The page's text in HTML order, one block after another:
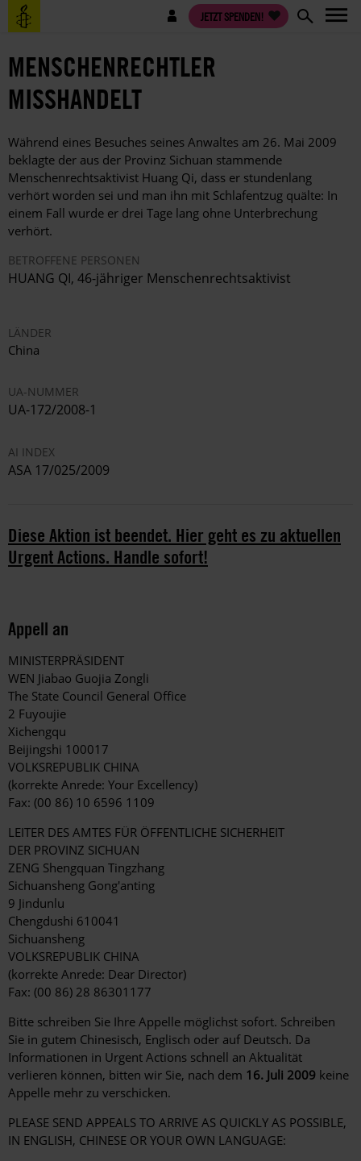
Direkt
zum
Benutzermenü JETZT SPENDEN!
MENSCHENRECHTLER
MISSHANDELT
Während eines Besuches seines Anwaltes am 26. Mai 2009
beklagte der aus der Provinz Sichuan stammende
Menschenrechtsaktivist Huang Qi, dass er stundenlang
verhört worden sei und man ihn mit Schlafentzug quälte: In
einem Fall wurde er drei Tage lang ohne Unterbrechung
verhört.
BETROFFENE PERSONEN
HUANG QI, 46-jähriger Menschenrechtsaktivist
LÄNDER
China
UA-NUMMER
UA-172/2008-1
AI INDEX
ASA 17/025/2009
Diese Aktion ist beendet. Hier geht es zu aktuellen
Urgent Actions. Handle sofort!
Appell an
MINISTERPRÄSIDENT
WEN Jiabao Guojia Zongli
The State Council General Office
2 Fuyoujie
Xichengqu
Beijingshi 100017
VOLKSREPUBLIK CHINA
(korrekte Anrede: Your Excellency)
Fax: (00 86) 10 6596 1109
LEITER DES AMTES FÜR ÖFFENTLICHE SICHERHEIT
DER PROVINZ SICHUAN
ZENG Shengquan Tingzhang
Sichuansheng Gong'anting
9 Jindunlu
Chengdushi 610041
Sichuansheng
VOLKSREPUBLIK CHINA
(korrekte Anrede: Dear Director)
Fax: (00 86) 28 86301177
Bitte schreiben Sie Ihre Appelle möglichst sofort. Schreiben
Sie in gutem Chinesisch, Englisch oder auf Deutsch. Da
Informationen in Urgent Actions schnell an Aktualität
verlieren können, bitten wir Sie, nach dem 16. Juli 2009 keine
Appelle mehr zu verschicken.
PLEASE SEND APPEALS TO ARRIVE AS QUICKLY AS POSSIBLE,
IN ENGLISH, CHINESE OR YOUR OWN LANGUAGE: